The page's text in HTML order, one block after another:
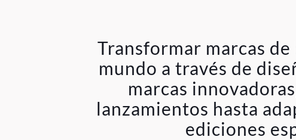
Transformar marcas
mundo a través de
marcas
lanzamientos hasta
ediciones